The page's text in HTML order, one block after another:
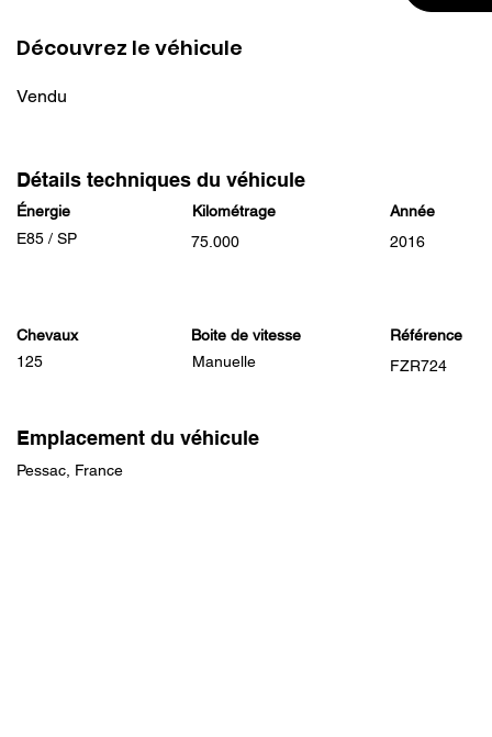
Découvrez le véhicule
Vendu
Détails techniques du véhicule
Énergie
E85 / SP
Kilométrage
75.000
Année
2016
Chevaux
Boite de vitesse
125
Manuelle
Référence
FZR724
Emplacement du véhicule
Pessac, France